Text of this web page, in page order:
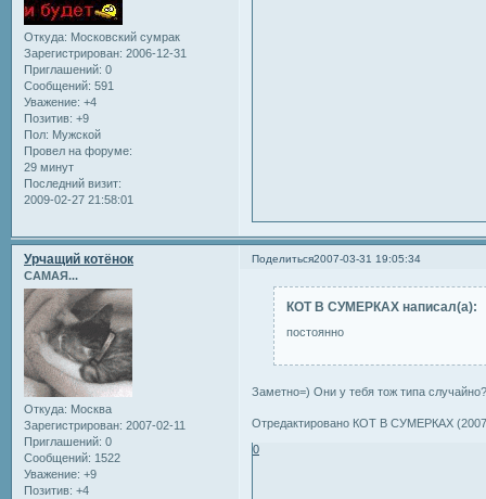
Откуда: Московский сумрак
Зарегистрирован: 2006-12-31
Приглашений: 0
Сообщений: 591
Уважение: +4
Позитив: +9
Пол: Мужской
Провел на форуме:
29 минут
Последний визит:
2009-02-27 21:58:01
Поделиться2007-03-31 19:05:34
Урчащий котёнок
САМАЯ...
Откуда: Москва
Зарегистрирован: 2007-02-11
Приглашений: 0
Сообщений: 1522
Уважение: +9
Позитив: +4
КОТ В СУМЕРКАХ написал(а):
постоянно
Заметно=) Они у тебя тож типа
Отредактировано КОТ В СУМЕРКАХ
0